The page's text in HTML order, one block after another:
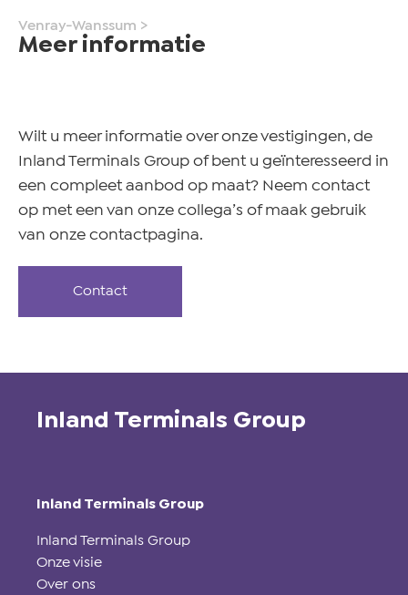
Venray-Wanssum >
Meer informatie
Wilt u meer informatie over onze vestigingen, de
Inland Terminals Group of bent u geïnteresseerd in
een compleet aanbod op maat? Neem contact
op met een van onze collega’s of maak gebruik
van onze contactpagina.
Contact
Inland Terminals Group
Inland Terminals Group
Inland Terminals Group
Onze visie
Over ons